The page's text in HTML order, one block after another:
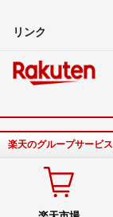
リンク
楽天のグループサービス